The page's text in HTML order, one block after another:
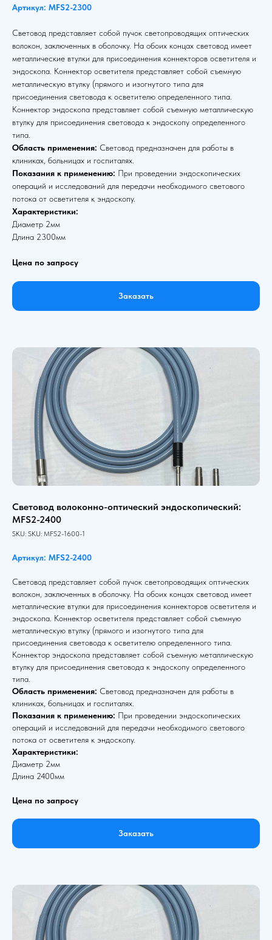
Артикул: MFS2-2300
Световод представляет собой пучок светопроводящих оптических
волокон, заключенных в оболочку. На обоих концах световод имеет
металлические втулки для присоединения коннекторов осветителя и
эндоскопа. Коннектор осветителя представляет собой съемную
металлическую втулку (прямого и изогнутого типа для
присоединения световода к осветителю определенного типа.
Коннектор эндоскопа представляет собой съемную металлическую
втулку для присоединения световода к эндоскопу определенного
типа.
Область применения: Световод предназначен для работы в
клиниках, больницах и госпиталях.
Показания к применению: При проведении эндоскопических
операций и исследований для передачи необходимого светового
потока от осветителя к эндоскопу.
Характеристики:
Диаметр 2мм
Длина 2300мм
Цена по запросу
Заказать
Световод волоконно-оптический эндоскопический:
MFS2-2400
SKU: SKU: MFS2-1600-1
Артикул: MFS2-2400
Световод представляет собой пучок светопроводящих оптических
волокон, заключенных в оболочку. На обоих концах световод имеет
металлические втулки для присоединения коннекторов осветителя и
эндоскопа. Коннектор осветителя представляет собой съемную
металлическую втулку (прямого и изогнутого типа для
присоединения световода к осветителю определенного типа.
Коннектор эндоскопа представляет собой съемную металлическую
втулку для присоединения световода к эндоскопу определенного
типа.
Область применения: Световод предназначен для работы в
клиниках, больницах и госпиталях.
Показания к применению: При проведении эндоскопических
операций и исследований для передачи необходимого светового
потока от осветителя к эндоскопу.
Характеристики:
Диаметр 2мм
Длина 2400мм
Цена по запросу
Заказать